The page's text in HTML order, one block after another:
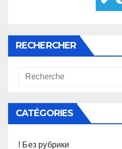
RECHERCHER
CATÉGORIES
! Без рубрики